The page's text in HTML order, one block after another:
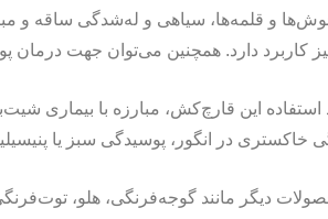
و قلمه‌ها، سیاهی و له‌شدگی ساقه و
کاربرد دارد. همچنین می‌توان جهت درمان
استفاده این قارچ‌کش، مبارزه با
خاکستری در انگور، پوسیدگی سبز یا
دیگر مانند گوجه‌فرنگی، هلو، توت‌فرنگی،